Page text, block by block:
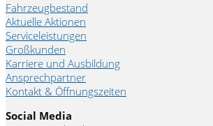
Fahrzeugbestand
Aktuelle Aktionen
Serviceleistungen
Großkunden
Karriere und Ausbildung
Ansprechpartner
Kontakt & Öffnungszeiten
Social Media